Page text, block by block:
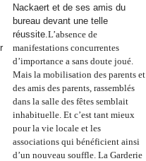
Nackaert et de ses amis du
bureau devant une telle
réussite.L’absence de
manifestations concurrentes
d’importance a sans doute joué.
Mais la mobilisation des parents et
des amis des parents, rassemblés
dans la salle des fêtes semblait
inhabituelle. Et c’est tant mieux
pour la vie locale et les
associations qui bénéficient ainsi
d’un nouveau souffle. La Garderie